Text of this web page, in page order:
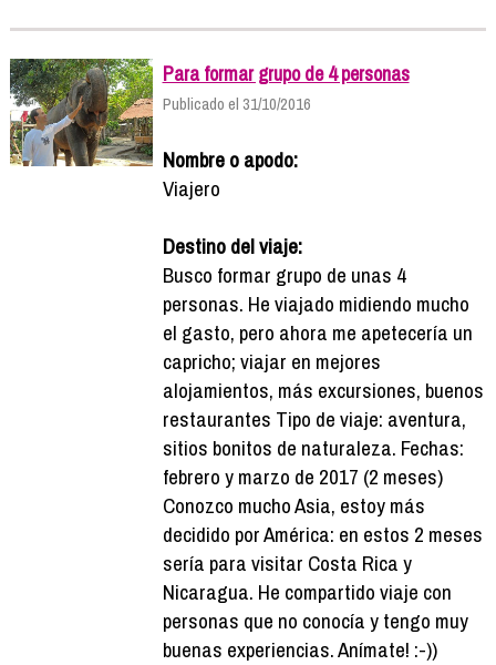
Para formar grupo de 4 personas
Publicado el 31/10/2016
Nombre o apodo:
Viajero
Destino del viaje:
Busco formar grupo de unas 4
personas. He viajado midiendo mucho
el gasto, pero ahora me apetecería un
capricho; viajar en mejores
alojamientos, más excursiones, buenos
restaurantes Tipo de viaje: aventura,
sitios bonitos de naturaleza. Fechas:
febrero y marzo de 2017 (2 meses)
Conozco mucho Asia, estoy más
decidido por América: en estos 2 meses
sería para visitar Costa Rica y
Nicaragua. He compartido viaje con
personas que no conocía y tengo muy
buenas experiencias. Anímate! :-))